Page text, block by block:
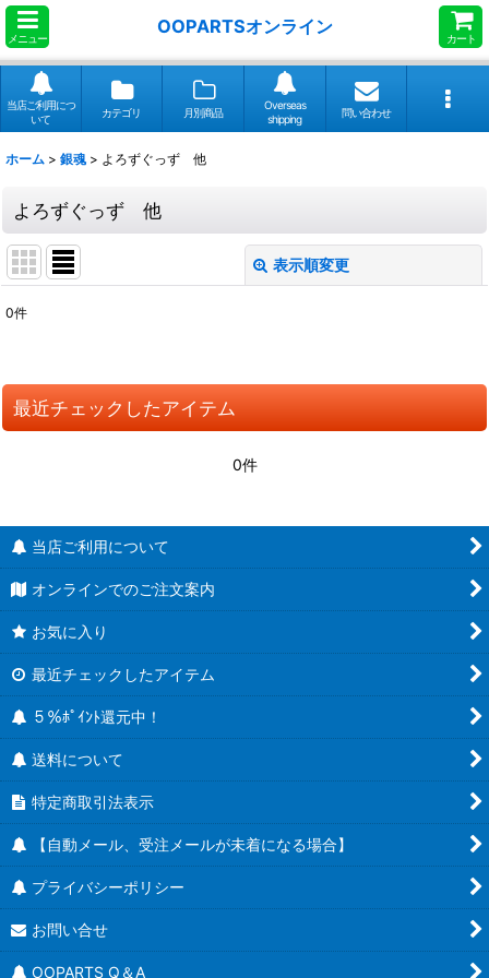
メニュー
OOPARTSオンライン
カート
当店ご利用につ
いて
カテゴリ 月別商品
Overseas
shipping
問い合わせ
ホーム > 銀魂 > よろずぐっず 他
よろずぐっず 他
表示順変更
並び順:
0件
最近チェックしたアイテム
0件
当店ご利用について
オンラインでのご注文案内
お気に入り
最近チェックしたアイテム
５％ﾎﾟｲﾝﾄ還元中！
送料について
特定商取引法表示
【自動メール、受注メールが未着になる場合】
プライバシーポリシー
お問い合せ
OOPARTS Q＆A